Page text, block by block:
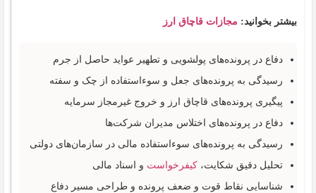
بیشتر بخوانید: مجازات قاچاق ارز
دفاع در پرونده‌های پولشویی و تطهیر عواید حاصل از جرم
رسیدگی به پرونده‌های جعل و سوءاستفاده از چک و سفته
پیگیری پرونده‌های قاچاق ارز و خروج غیرمجاز سرمایه
دفاع در پرونده‌های اختلاس مدیران شرکت‌ها
رسیدگی به پرونده‌های سوءاستفاده مالی در سازمان‌های دولتی
تحلیل دقیق شکایت، کیفرخواست و اسناد مالی
شناسایی نقاط قوت و ضعف پرونده و طراحی مسیر دفاع